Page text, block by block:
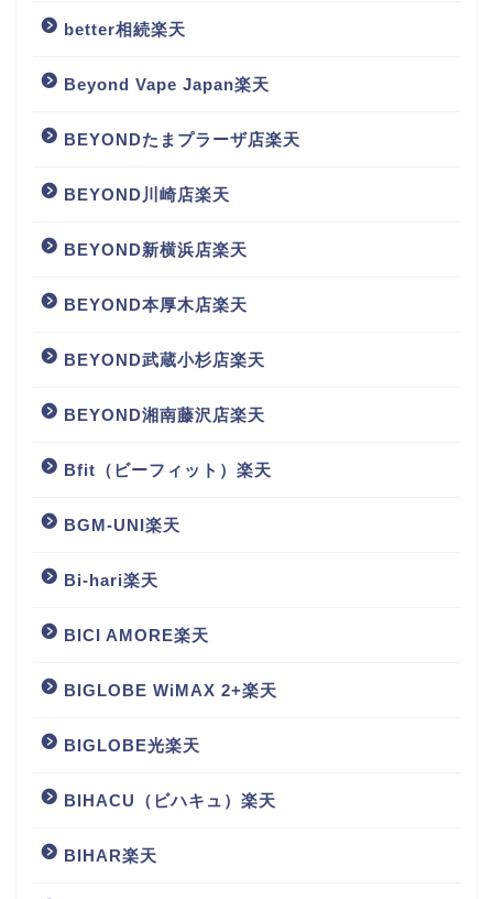
better相続楽天
Beyond Vape Japan楽天
BEYONDたまプラーザ店楽天
BEYOND川崎店楽天
BEYOND新横浜店楽天
BEYOND本厚木店楽天
BEYOND武蔵小杉店楽天
BEYOND湘南藤沢店楽天
Bfit（ビーフィット）楽天
BGM‐UNI楽天
Bi-hari楽天
BICI AMORE楽天
BIGLOBE WiMAX 2+楽天
BIGLOBE光楽天
BIHACU（ビハキュ）楽天
BIHAR楽天